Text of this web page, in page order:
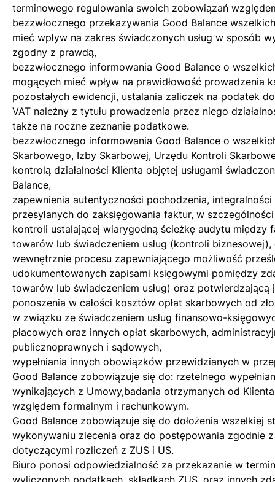
terminowego regulowania swoich zobowiązań
bezzwłocznego przekazywania Good Balance
mieć wpływ na zakres świadczonych usług w sposób
zgodny z prawdą,
bezzwłocznego informowania Good Balance o
mogących mieć wpływ na prawidłowość prowadzenia
pozostałych ewidencji, ustalania zaliczek na podatek
VAT należny z tytułu prowadzenia przez niego
także na roczne zeznanie podatkowe.
bezzwłocznego informowania Good Balance o
Skarbowego, Izby Skarbowej, Urzędu Kontroli
kontrolą działalności Klienta objętej usługami
Balance,
zapewnienia autentyczności pochodzenia,
przesyłanych do zaksięgowania faktur, w
kontroli ustalającej wiarygodną ścieżkę audytu między
towarów lub świadczeniem usług (kontroli
wewnętrznie procesu zapewniającego możliwość
udokumentowanych zapisami księgowymi pomiędzy
towarów lub świadczeniem usług) oraz potwierdzającą
ponoszenia w całości kosztów opłat skarbowych od
w związku ze świadczeniem usług finansowo-
płacowych oraz innych opłat skarbowych,
publicznoprawnych i sądowych,
wypełniania innych obowiązków przewidzianych w
Good Balance zobowiązuje się do: rzetelnego
wynikających z Umowy,badania otrzymanych od
względem formalnym i rachunkowym.
Good Balance zobowiązuje się do dołożenia wszelkiej
wykonywaniu zlecenia oraz do postępowania zgodnie
dotyczącymi rozliczeń z ZUS i US.
Biuro ponosi odpowiedzialność za przekazanie w
wyliczonych podatkach, składkach ZUS, oraz innych